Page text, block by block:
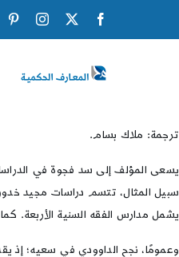
Facebook
X
ترجمة: ملاك بسام.
يسعى المؤلف إلى سد فجوة في
سبيل المثال، تتسم دراسات مجيد
يشمل مدارس الفقه السنية الأربعة. كما يرغب في
وعمومًا، نجح الداوودي في سعيه؛ إذ